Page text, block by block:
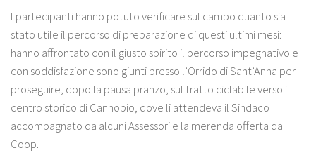
I partecipanti hanno potuto verificare sul campo quanto sia
stato utile il percorso di preparazione di questi ultimi mesi:
hanno affrontato con il giusto spirito il percorso impegnativo e
con soddisfazione sono giunti presso l’Orrido di Sant’Anna per
proseguire, dopo la pausa pranzo, sul tratto ciclabile verso il
centro storico di Cannobio, dove li attendeva il Sindaco
accompagnato da alcuni Assessori e la merenda offerta da
Coop.